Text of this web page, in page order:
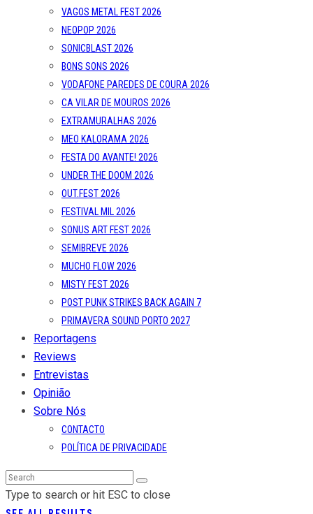
VAGOS METAL FEST 2026
NEOPOP 2026
SONICBLAST 2026
BONS SONS 2026
VODAFONE PAREDES DE COURA 2026
CA VILAR DE MOUROS 2026
EXTRAMURALHAS 2026
MEO KALORAMA 2026
FESTA DO AVANTE! 2026
UNDER THE DOOM 2026
OUT.FEST 2026
FESTIVAL MIL 2026
SONUS ART FEST 2026
SEMIBREVE 2026
MUCHO FLOW 2026
MISTY FEST 2026
POST PUNK STRIKES BACK AGAIN 7
PRIMAVERA SOUND PORTO 2027
Reportagens
Reviews
Entrevistas
Opinião
Sobre Nós
CONTACTO
POLÍTICA DE PRIVACIDADE
Type to search or hit ESC to close